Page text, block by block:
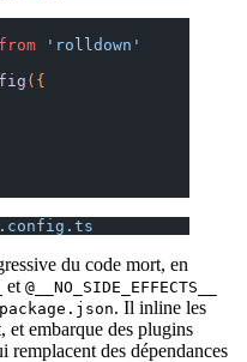
from 'rolldown'
({
du code mort, en
et @__NO_SIDE_EFFECTS__
package.json. Il inline les
et embarque des plugins
remplacent des dépendances